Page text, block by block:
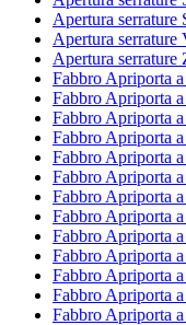
Apertura serrature
Apertura serrature
Apertura serrature
Fabbro Apriporta
Fabbro Apriporta
Fabbro Apriporta
Fabbro Apriporta
Fabbro Apriporta
Fabbro Apriporta
Fabbro Apriporta a
Fabbro Apriporta
Fabbro Apriporta
Fabbro Apriporta
Fabbro Apriporta
Fabbro Apriporta
Fabbro Apriporta